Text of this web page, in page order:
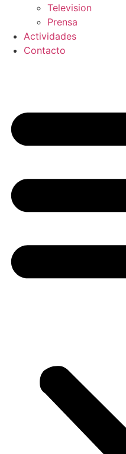
Television
Prensa
Actividades
Contacto